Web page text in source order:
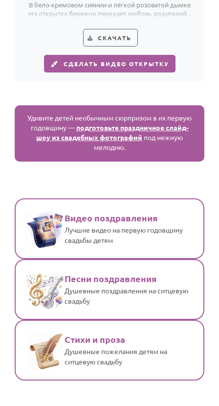
В бело-кремовом сиянии и лёгкой розоватой дымке
эта открытка бережно передаёт любовь родителей к
СКАЧАТЬ
СДЕЛАТЬ ВИДЕО ОТКРЫТКУ
Удивите детей необычным сюрпризом в их первую
годовщину — подготовьте праздничное слайд-
шоу из свадебных фотографий под нежную
мелодию.
Видео поздравления
Лучшие видео на первую годовщину
свадьбы детям
Песни поздравления
Душевные поздравления на ситцевую
свадьбу
Стихи и проза
Душевные пожелания детям на
ситцевую свадьбу